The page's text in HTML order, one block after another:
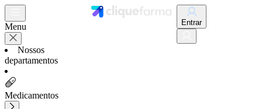
Menu
Nossos
departamentos
Medicamentos
Entrar